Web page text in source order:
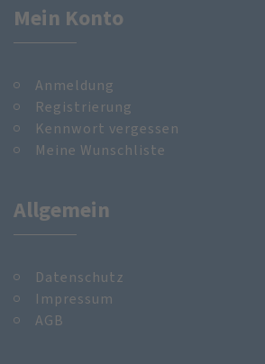
Mein Konto
Anmeldung
Registrierung
Kennwort vergessen
Meine Wunschliste
Allgemein
Datenschutz
Impressum
AGB